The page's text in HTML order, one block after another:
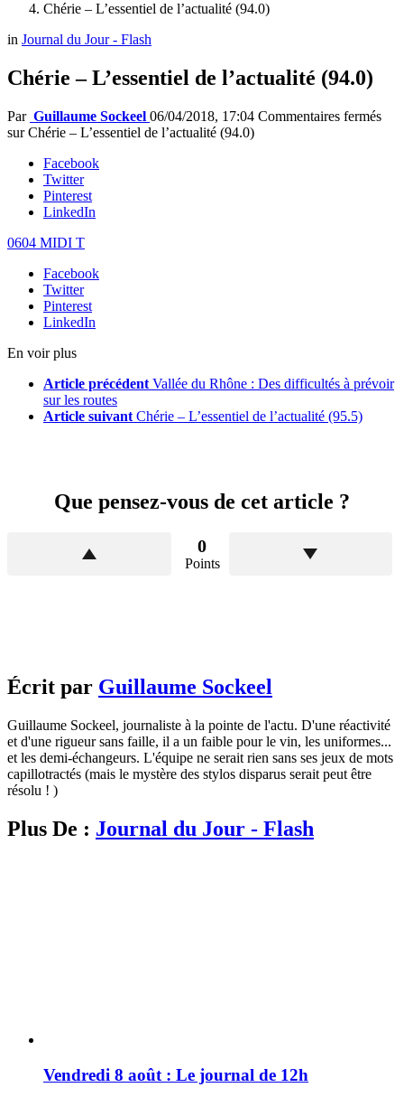
Chérie – L’essentiel de l’actualité (94.0)
in Journal du Jour - Flash
Chérie – L’essentiel de l’actualité (94.0)
Par Guillaume Sockeel 06/04/2018, 17:04 Commentaires fermés
sur Chérie – L’essentiel de l’actualité (94.0)
Facebook
Twitter
Pinterest
LinkedIn
0604 MIDI T
Facebook
Twitter
Pinterest
LinkedIn
En voir plus
Article précédent Vallée du Rhône : Des difficultés à prévoir
sur les routes
Article suivant Chérie – L’essentiel de l’actualité (95.5)
Que pensez-vous de cet article ?
0
Points
Écrit par Guillaume Sockeel
Guillaume Sockeel, journaliste à la pointe de l'actu. D'une réactivité
et d'une rigueur sans faille, il a un faible pour le vin, les uniformes...
et les demi-échangeurs. L'équipe ne serait rien sans ses jeux de mots
capillotractés (mais le mystère des stylos disparus serait peut être
résolu ! )
Plus De : Journal du Jour - Flash
Vendredi 8 août : Le journal de 12h